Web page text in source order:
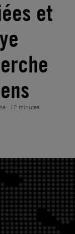
et
: 12 minutes